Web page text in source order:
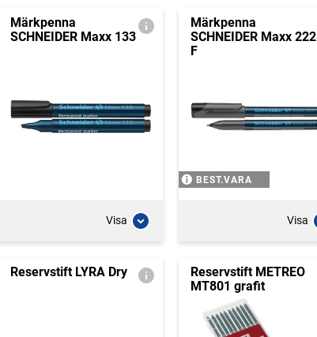
Märkpenna
SCHNEIDER Maxx 133
Visa
Märkpenna
SCHNEIDER Maxx 222
F
BEST.VARA
Visa
Reservstift LYRA Dry
Reservstift METREO
MT801 grafit